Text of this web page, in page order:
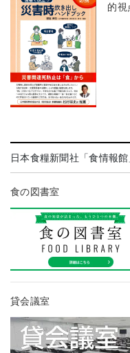
的視
日本食糧新聞社「食情報館
食の図書室
貸会議室